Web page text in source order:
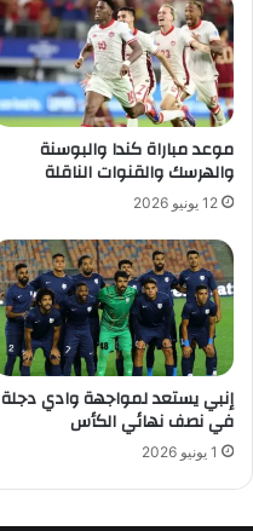
موعد مباراة كندا والبوسنة
والهرسك والقنوات الناقلة
12 يونيو 2026
إنبي يستعد لمواجهة وادي دجلة
في نصف نهائي الكأس
1 يونيو 2026